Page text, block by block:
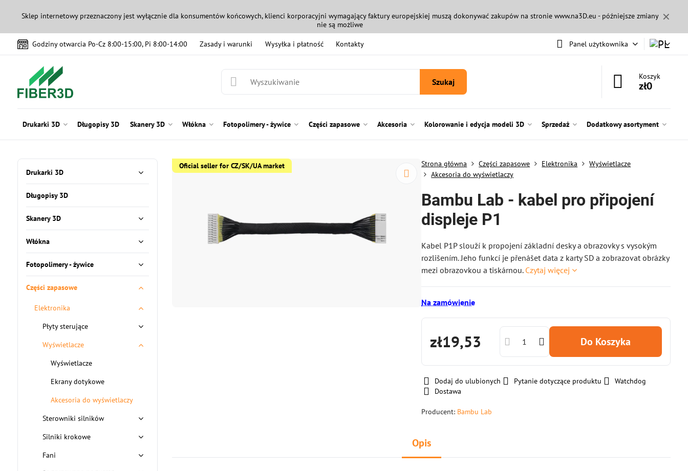
✕
Sklep internetowy przeznaczony jest wyłącznie dla konsumentów końcowych, klienci korporacyjni wymagający faktury europejskiej muszą dokonywać zakupów na stronie www.na3D.eu - późniejsze zmiany
nie są możliwe
Godziny otwarcia Po-Cz 8:00-15:00, Pi 8:00-14:00 Zasady i warunki Wysyłka i płatność Kontakty Panel użytkownika
Szukaj
Koszyk
zł0
Drukarki 3D Długopisy 3D Skanery 3D Włókna Fotopolimery - żywice Części zapasowe Akcesoria Kolorowanie i edycja modeli 3D Sprzedaż Dodatkowy asortyment
Oficial seller for CZ/SK/UA market Strona główna Części zapasowe Elektronika
Wyświetlacze
Akcesoria do wyświetlaczy
Bambu Lab - kabel pro připojení
displeje P1
Kabel P1P slouží k propojení základní desky a obrazovky s vysokým
rozlišením. Jeho funkcí je přenášet data z karty SD a zobrazovat obrázky
mezi obrazovkou a tiskárnou. Czytaj więcej
Na zamówienie
zł19,53 Do Koszyka
Dodaj do ulubionych Pytanie dotyczące produktu
Watchdog
Dostawa
Producent: Bambu Lab
Opis
Drukarki 3D
Długopisy 3D
Skanery 3D
Włókna
Fotopolimery - żywice
Części zapasowe
Elektronika
Płyty sterujące
Wyświetlacze
Wyświetlacze
Ekrany dotykowe
Akcesoria do wyświetlaczy
Sterowniki silników
Silniki krokowe
Fani